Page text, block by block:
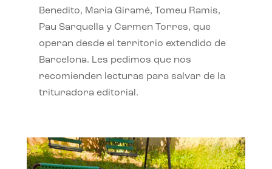
Benedito, Maria Giramé, Tomeu Ramis,
Pau Sarquella y Carmen Torres, que
operan desde el territorio extendido de
Barcelona. Les pedimos que nos
recomienden lecturas para salvar de la
trituradora editorial.